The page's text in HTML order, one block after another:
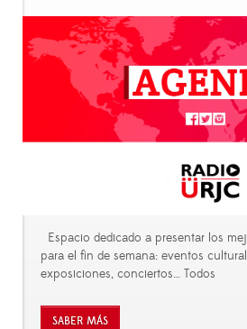
Espacio dedicado a presentar los
para el fin de semana: eventos
exposiciones, conciertos… Todos
SABER MÁS